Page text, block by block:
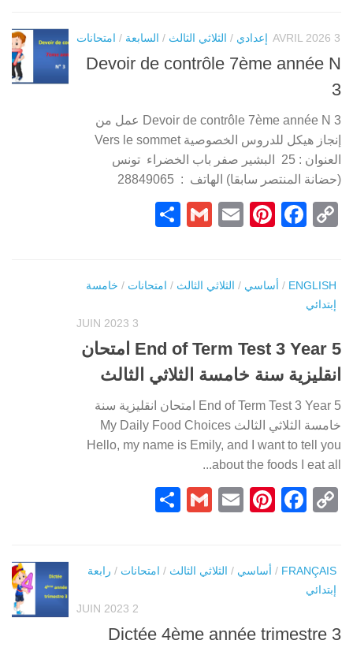
إعدادي / الثلاثي الثالث / السابعة / امتحانات 3 AVRIL 2026
Devoir de contrôle 7ème année N
3
Devoir de contrôle 7ème année N 3 عمل من
إنجاز هيكل للدروس الخصوصية Vers le sommet
العنوان : 25 البشير صفر باب الخضراء تونس
(حضانة المنتصر سابقا) الهاتف : 28849065
Copy
Facebook
Pinterest
Email
Gmail
ENGLISH
/ أساسي / الثلاثي الثالث / امتحانات / خامسة
إبتدائي
3 JUIN 2023
End of Term Test 3 Year 5 امتحان
انقليزية سنة خامسة الثلاثي الثالث
End of Term Test 3 Year 5 امتحان انقليزية سنة
خامسة الثلاثي الثالث My Daily Food Choices
Hello, my name is Emily, and I want to tell you
about the foods I eat all...
Copy
Facebook
Pinterest
Email
Gmail
FRANÇAIS
/ أساسي / الثلاثي الثالث / امتحانات / رابعة
إبتدائي
2 JUIN 2023
Dictée 4ème année trimestre 3